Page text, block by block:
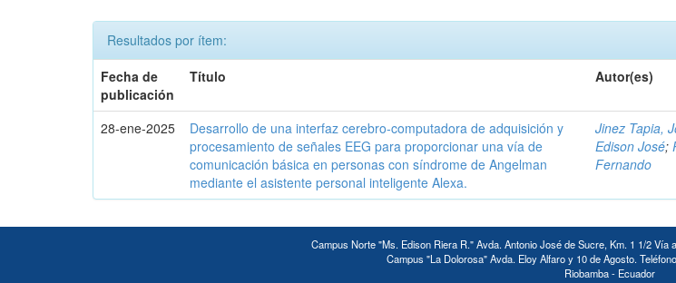
Resultados por ítem:
Fecha de
publicación
Título Autor(es)
28-ene-2025
Desarrollo de una interfaz cerebro-computadora de adquisición y
procesamiento de señales EEG para proporcionar una vía de
comunicación básica en personas con síndrome de Angelman
mediante el asistente personal inteligente Alexa.
Jinez Tapia,
Edison José;
Fernando
Campus Norte "Ms. Edison Riera R." Avda. Antonio José de Sucre, Km. 1 1/2 Vía
Campus "La Dolorosa" Avda. Eloy Alfaro y 10 de Agosto.
Riobamba - Ecuador